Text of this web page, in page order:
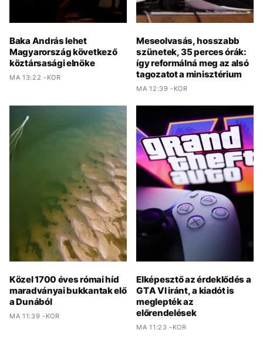
Baka András lehet
Magyarország következő
köztársasági elnöke
MA 13:22 -KOR
Meseolvasás, hosszabb
szünetek, 35 perces órák:
így reformálná meg az alsó
tagozatot a minisztérium
MA 12:39 -KOR
Közel 1700 éves római híd
maradványai bukkantak elő
a Dunából
MA 11:39 -KOR
Elképesztő az érdeklődés a
GTA VI iránt, a kiadót is
meglepték az
előrendelések
MA 11:23 -KOR